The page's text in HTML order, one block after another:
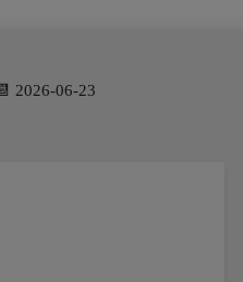
2026-06-23